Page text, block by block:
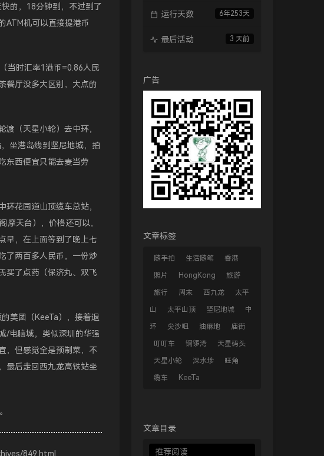
的，18分钟到，不过到了
ATM机可以直接提港币
当时汇率1港币=0.86人民
餐厅没多大区别，大点的
（天星小轮）去中环，
坐港岛线到坚尼地城，拍
东西便宜只能去麦当劳
花园道山顶缆车总站，
摩天台），价格还可以，
早，在上面等到了晚上七
了两百多人民币，一份炒
买了点药（保济丸、双飞
美团（KeeTa），接着退
/电脑城，类似深圳的华强
，但感觉全是预制菜，不
最后走回西九龙高铁站坐
。
849.html
6年253天
运行天数
3 天前
最后活动
广告
文章标签
随手拍 生活随笔 香港
照片 HongKong 旅游
旅行 周末 西九龙 太平
山 太平山顶 坚尼地城 中
环 尖沙咀 油麻地 庙街
叮叮车 铜锣湾 天星码头
天星小轮 深水埗 旺角
缆车 KeeTa
文章目录
推荐阅读